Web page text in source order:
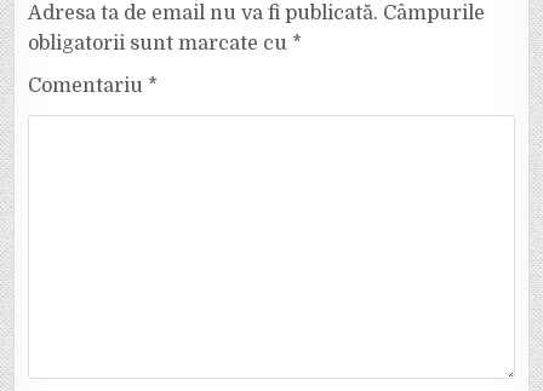
Adresa ta de email nu va fi publicată. Câmpurile
obligatorii sunt marcate cu *
Comentariu *